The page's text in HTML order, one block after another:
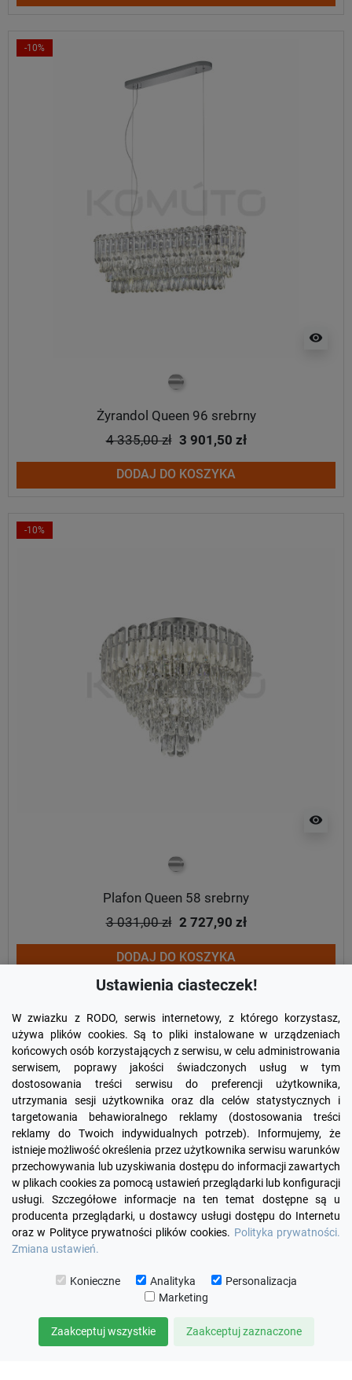
-10%
visibility
chrom
Żyrandol Queen 96 srebrny
4 335,00 zł 3 901,50 zł
DODAJ DO KOSZYKA
-10%
visibility
chrom
Plafon Queen 58 srebrny
3 031,00 zł 2 727,90 zł
DODAJ DO KOSZYKA
FacebookYouTubePinterest
Ustawienia ciasteczek!
W zwiazku z RODO, serwis internetowy, z którego korzystasz,
używa plików cookies. Są to pliki instalowane w urządzeniach
końcowych osób korzystających z serwisu, w celu administrowania
serwisem, poprawy jakości świadczonych usług w tym
dostosowania treści serwisu do preferencji użytkownika,
utrzymania sesji użytkownika oraz dla celów statystycznych i
targetowania behawioralnego reklamy (dostosowania treści
reklamy do Twoich indywidualnych potrzeb). Informujemy, że
istnieje możliwość określenia przez użytkownika serwisu warunków
przechowywania lub uzyskiwania dostępu do informacji zawartych
w plikach cookies za pomocą ustawień przeglądarki lub konfiguracji
usługi. Szczegółowe informacje na ten temat dostępne są u
producenta przeglądarki, u dostawcy usługi dostępu do Internetu
oraz w Polityce prywatności plików cookies. Polityka prywatności.
Zmiana ustawień.
Konieczne Analityka
Personalizacja
Marketing
Zaakceptuj wszystkie Zaakceptuj zaznaczone
PRODUKTY 
INFORMACJE 